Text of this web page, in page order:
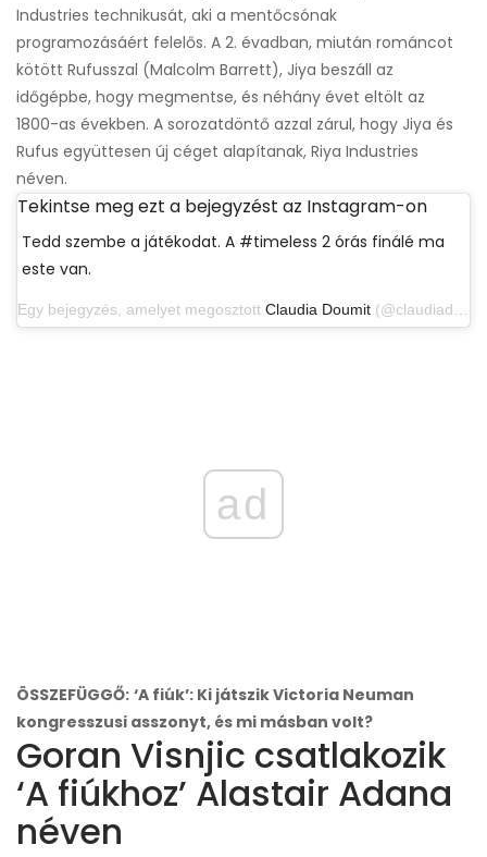
Industries technikusát, aki a mentőcsónak
programozásáért felelős. A 2. évadban, miután románcot
kötött Rufusszal (Malcolm Barrett), Jiya beszáll az
időgépbe, hogy megmentse, és néhány évet eltölt az
1800-as években. A sorozatdöntő azzal zárul, hogy Jiya és
Rufus együttesen új céget alapítanak, Riya Industries
néven.
Tekintse meg ezt a bejegyzést az Instagram-on
Tedd szembe a játékodat. A #timeless 2 órás finálé ma
este van.
Egy bejegyzés, amelyet megosztott Claudia Doumit (@claudiadoumit) 2018. május 13-án, 16:00 PDT-kor
ad
ÖSSZEFÜGGŐ: ‘A fiúk’: Ki játszik Victoria Neuman
kongresszusi asszonyt, és mi másban volt?
Goran Visnjic csatlakozik
‘A fiúkhoz’ Alastair Adana
néven